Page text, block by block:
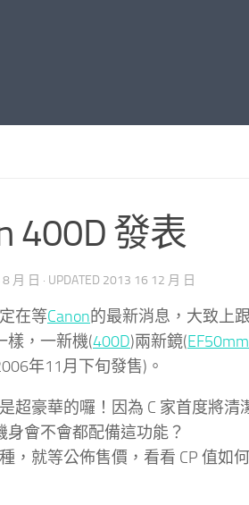
400D 發表
月 日 · UPDATED 2013 16 12 月 日
在等Canon的最新消息，大致上
樣，一新機(400D)兩新鏡(
年11月下旬發售)。
超豪華的囉！因為 C 家首度將清
身會不會都配備這功能？
，就等公佈售價，看看 CP 值如